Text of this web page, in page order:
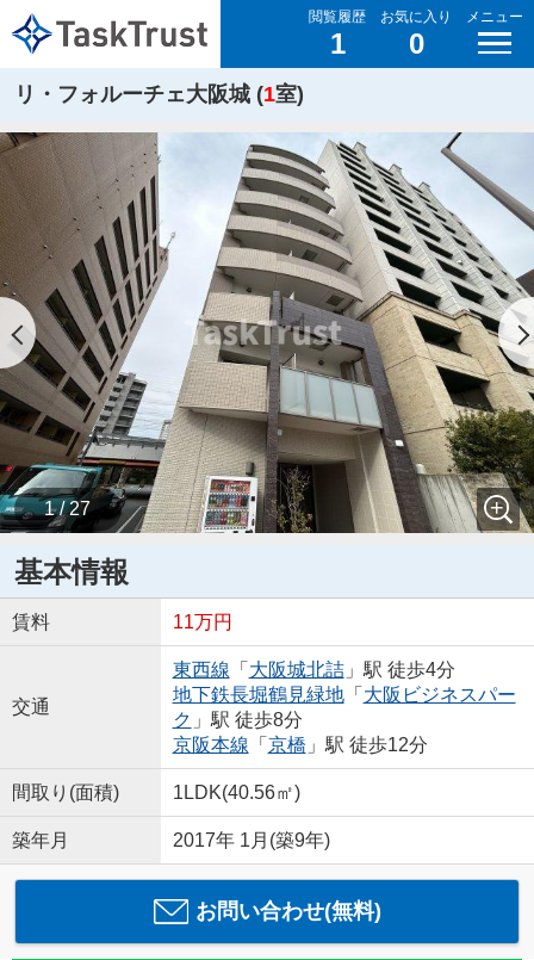
閲覧履歴
1
お気に入り
0
メニュー
リ・フォルーチェ大阪城 (1室)
1 / 27
基本情報
賃料 11万円
交通
東西線 「 大阪城北詰」駅 徒歩4分
地下鉄長堀鶴見緑地「 大阪ビジネスパー
ク 」駅 徒歩8分
京阪本線 「 京橋 」駅 徒歩12分
間取り(面積) 1LDK(40.56㎡)
築年月 2017年 1月(築9年)
お問い合わせ(無料)